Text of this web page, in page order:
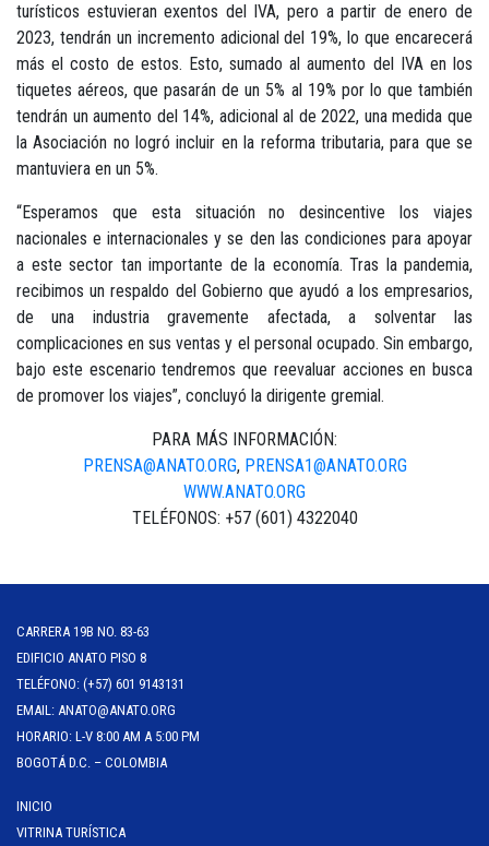
turísticos estuvieran exentos del IVA, pero a partir de enero de
2023, tendrán un incremento adicional del 19%, lo que encarecerá
más el costo de estos. Esto, sumado al aumento del IVA en los
tiquetes aéreos, que pasarán de un 5% al 19% por lo que también
tendrán un aumento del 14%, adicional al de 2022, una medida que
la Asociación no logró incluir en la reforma tributaria, para que se
mantuviera en un 5%.
“Esperamos que esta situación no desincentive los viajes
nacionales e internacionales y se den las condiciones para apoyar
a este sector tan importante de la economía. Tras la pandemia,
recibimos un respaldo del Gobierno que ayudó a los empresarios,
de una industria gravemente afectada, a solventar las
complicaciones en sus ventas y el personal ocupado. Sin embargo,
bajo este escenario tendremos que reevaluar acciones en busca
de promover los viajes”, concluyó la dirigente gremial.
PARA MÁS INFORMACIÓN:
PRENSA@ANATO.ORG, PRENSA1@ANATO.ORG
WWW.ANATO.ORG
TELÉFONOS: +57 (601) 4322040
CARRERA 19B NO. 83-63
EDIFICIO ANATO PISO 8
TELÉFONO: (+57) 601 9143131
EMAIL: ANATO@ANATO.ORG
HORARIO: L-V 8:00 AM A 5:00 PM
BOGOTÁ D.C. – COLOMBIA
INICIO
VITRINA TURÍSTICA